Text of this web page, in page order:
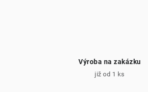
Výroba na zakázku
již od 1 ks